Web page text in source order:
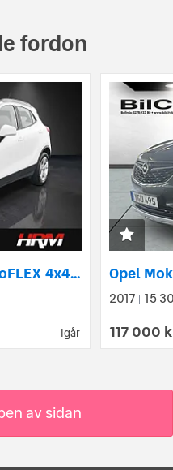
fordon
Igår
Opel Mokka X 1.6 CDTI ecoFLEX 4x4 Enjoy Euro 6 Opel
2017 15
117 000
av sidan